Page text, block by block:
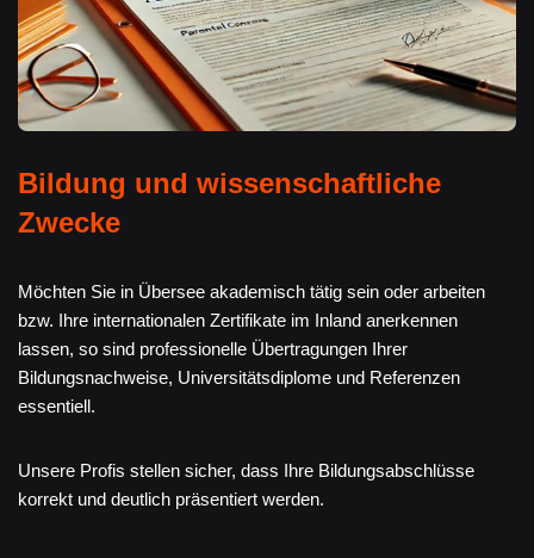
Bildung und wissenschaftliche
Zwecke
Möchten Sie in Übersee akademisch tätig sein oder arbeiten
bzw. Ihre internationalen Zertifikate im Inland anerkennen
lassen, so sind professionelle Übertragungen Ihrer
Bildungsnachweise, Universitätsdiplome und Referenzen
essentiell.
Unsere Profis stellen sicher, dass Ihre Bildungsabschlüsse
korrekt und deutlich präsentiert werden.